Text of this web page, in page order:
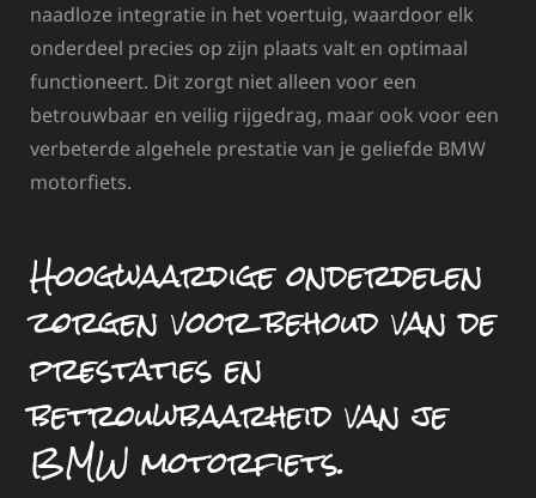
naadloze integratie in het voertuig, waardoor elk
onderdeel precies op zijn plaats valt en optimaal
functioneert. Dit zorgt niet alleen voor een
betrouwbaar en veilig rijgedrag, maar ook voor een
verbeterde algehele prestatie van je geliefde BMW
motorfiets.
Hoogwaardige onderdelen
zorgen voor behoud van de
prestaties en
betrouwbaarheid van je
BMW motorfiets.